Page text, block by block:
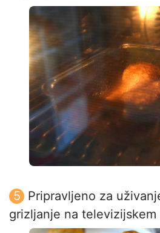
Pripravljeno za
grizljanje na televizijskem